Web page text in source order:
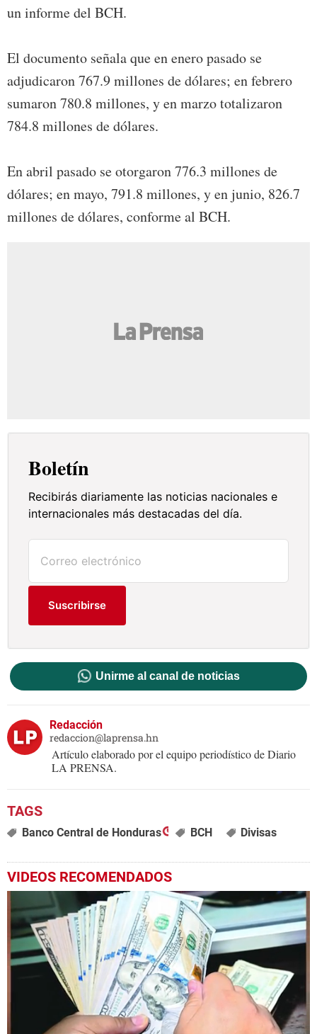
un informe del BCH.
El documento señala que en enero pasado se
adjudicaron 767.9 millones de dólares; en febrero
sumaron 780.8 millones, y en marzo totalizaron
784.8 millones de dólares.
En abril pasado se otorgaron 776.3 millones de
dólares; en mayo, 791.8 millones, y en junio, 826.7
millones de dólares, conforme al BCH.
Boletín
Recibirás diariamente las noticias nacionales e
internacionales más destacadas del día.
Suscribirse
Unirme al canal de noticias
Redacción
redaccion@laprensa.hn
Artículo elaborado por el equipo periodístico de Diario
LA PRENSA.
Banco Central de Honduras BCH Divisas
VIDEOS RECOMENDADOS